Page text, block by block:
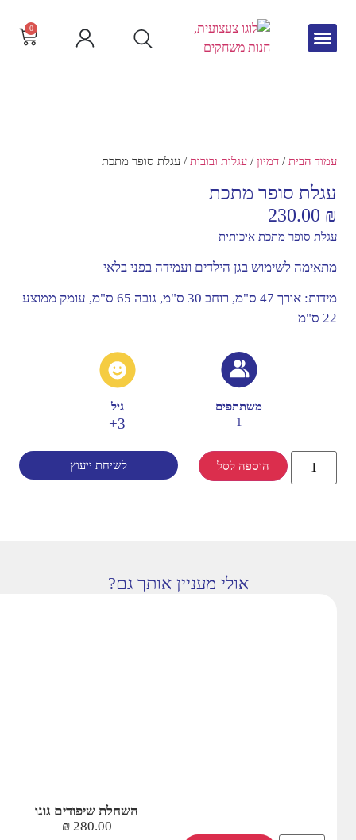
0
עמוד הבית / דמיון / עגלות ובובות / עגלת סופר מתכת
עגלת סופר מתכת
230.00 ₪
עגלת סופר מתכת איכותית
מתאימה לשימוש בגן הילדים ועמידה בפני בלאי
מידות: אורך 47 ס"מ, רוחב 30 ס"מ, גובה 65 ס"מ, עומק ממוצע
22 ס"מ
משתתפים
1
גיל
3+
הוספה לסל לשיחת ייעוץ
אולי מעניין אותך גם?
השחלת שיפודים גוגו
280.00
₪